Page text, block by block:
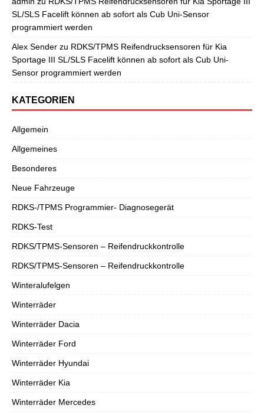
SL/SLS Facelift können ab sofort als Cub Uni-Sensor
programmiert werden
Alex Sender zu RDKS/TPMS Reifendrucksensoren für Kia
Sportage III SL/SLS Facelift können ab sofort als Cub Uni-
Sensor programmiert werden
KATEGORIEN
Allgemein
Allgemeines
Besonderes
Neue Fahrzeuge
RDKS-/TPMS Programmier- Diagnosegerät
RDKS-Test
RDKS/TPMS-Sensoren – Reifendruckkontrolle
RDKS/TPMS-Sensoren – Reifendruckkontrolle
Winteralufelgen
Winterräder
Winterräder Dacia
Winterräder Ford
Winterräder Hyundai
Winterräder Kia
Winterräder Mercedes